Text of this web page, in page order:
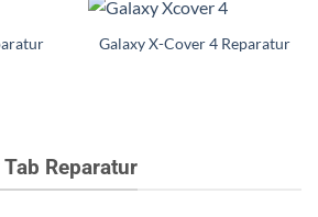
Galaxy X-Cover 4 Reparatur
Reparatur